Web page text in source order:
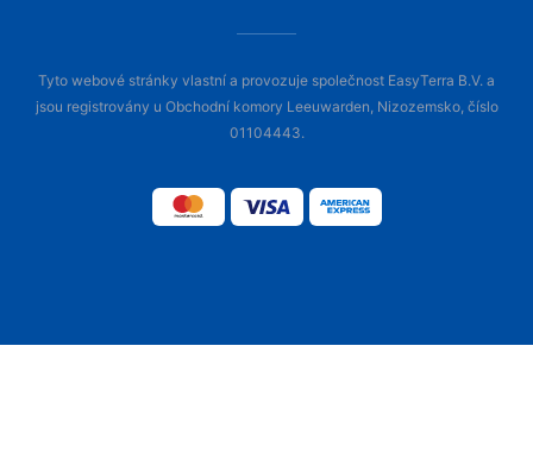
Tyto webové stránky vlastní a provozuje společnost EasyTerra B.V. a
jsou registrovány u Obchodní komory Leeuwarden, Nizozemsko, číslo
01104443.